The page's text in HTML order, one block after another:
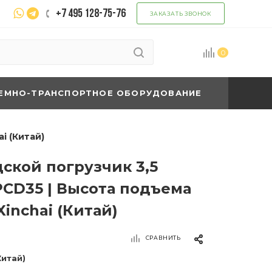
+7 495 128-75-76 ЗАКАЗАТЬ ЗВОНОК
0
ТРАНСПОРТНОЕ ОБОРУДОВАНИЕ
(Китай)
погрузчик 3,5
| Высота подъема
(Китай)
СРАВНИТЬ